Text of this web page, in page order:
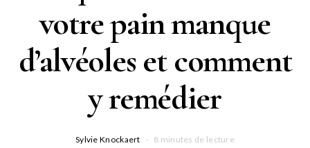
votre pain manque
d’alvéoles et comment
y remédier
Sylvie Knockaert 8 minutes de lecture